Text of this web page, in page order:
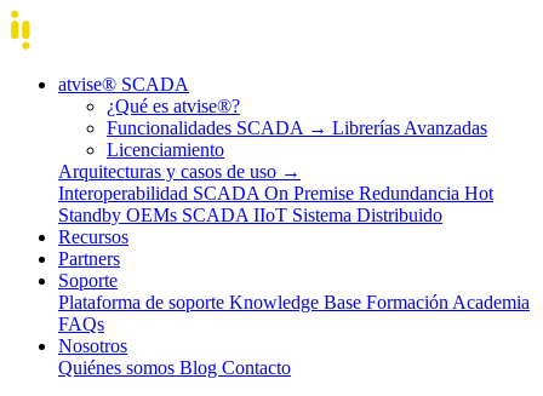
atvise® SCADA
¿Qué es atvise®?
Funcionalidades SCADA → Librerías Avanzadas
Licenciamiento
Arquitecturas y casos de uso →
Interoperabilidad SCADA On Premise Redundancia Hot
Standby OEMs SCADA IIoT Sistema Distribuido
Recursos
Partners
Soporte
Plataforma de soporte Knowledge Base Formación Academia
FAQs
Nosotros
Quiénes somos Blog Contacto